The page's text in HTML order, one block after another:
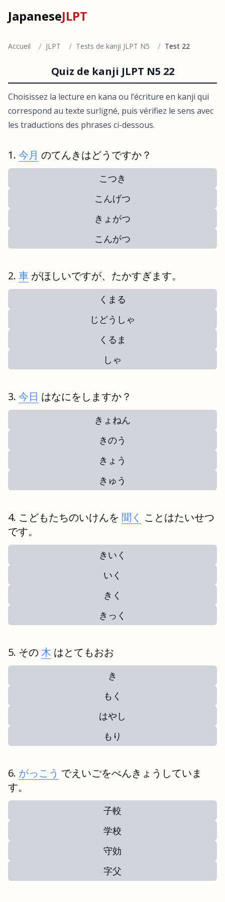
JapaneseJLPT
Accueil / JLPT / Tests de kanji JLPT N5 / Test 22
Quiz de kanji JLPT N5 22
Choisissez la lecture en kana ou l’écriture en kanji qui
correspond au texte surligné, puis vérifiez le sens avec
les traductions des phrases ci-dessous.
今月 のてんきはどうですか？
こつき
こんげつ
きょがつ
こんがつ
車 がほしいですが、たかすぎます。
くまる
じどうしゃ
くるま
しゃ
今日 はなにをしますか？
きょねん
きのう
きょう
きゅう
こどもたちのいけんを 聞く ことはたいせつ
です。
きいく
いく
きく
きっく
その 木 はとてもおお
き
もく
はやし
もり
がっこう でえいごをべんきょうしていま
す。
子較
学校
守効
字父